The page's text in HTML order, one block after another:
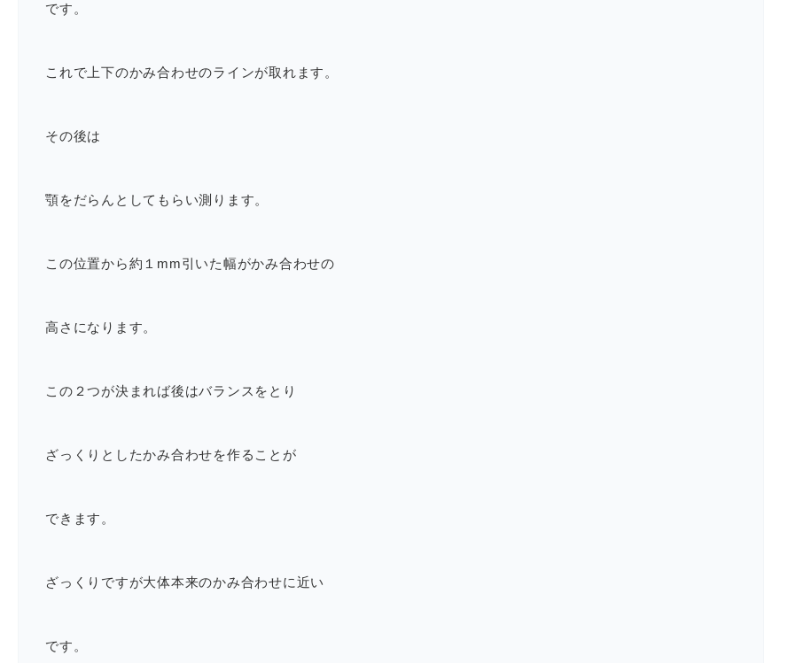
です。
これで上下のかみ合わせのラインが取れます。
その後は
顎をだらんとしてもらい測ります。
この位置から約１mm引いた幅がかみ合わせの
高さになります。
この２つが決まれば後はバランスをとり
ざっくりとしたかみ合わせを作ることが
できます。
ざっくりですが大体本来のかみ合わせに近い
です。